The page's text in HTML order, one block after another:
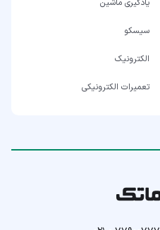
یادگیری ماشین
سیسکو
الکترونیک
تعمیرات الکترونیکی